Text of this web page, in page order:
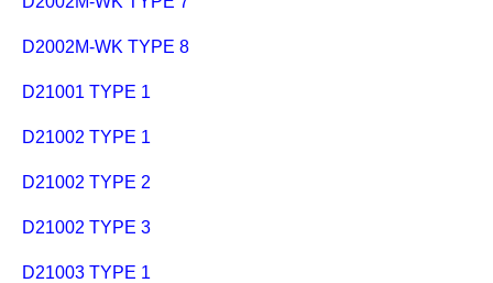
D2002M-WK TYPE 8
D21001 TYPE 1
D21002 TYPE 1
D21002 TYPE 2
D21002 TYPE 3
D21003 TYPE 1